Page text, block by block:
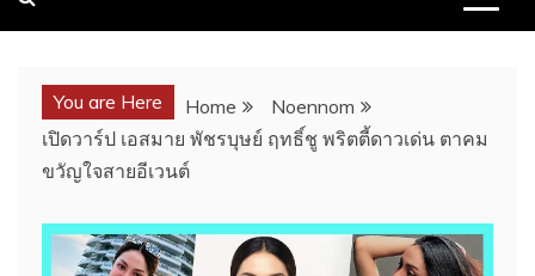
You are Here Home
Noennom
เปิดวาร์ป เอสมาย พัชรบุษย์ ฤทธิ์ชู พริตตี้ดาวเด่น ตาคม
ขวัญใจสายอีเวนต์